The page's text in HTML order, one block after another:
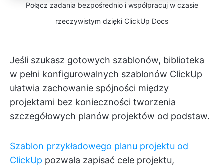
Połącz zadania bezpośrednio i współpracuj w czasie
rzeczywistym dzięki ClickUp Docs
Jeśli szukasz gotowych szablonów, biblioteka
w pełni konfigurowalnych szablonów ClickUp
ułatwia zachowanie spójności między
projektami bez konieczności tworzenia
szczegółowych planów projektów od podstaw.
Szablon przykładowego planu projektu od
ClickUp pozwala zapisać cele projektu,